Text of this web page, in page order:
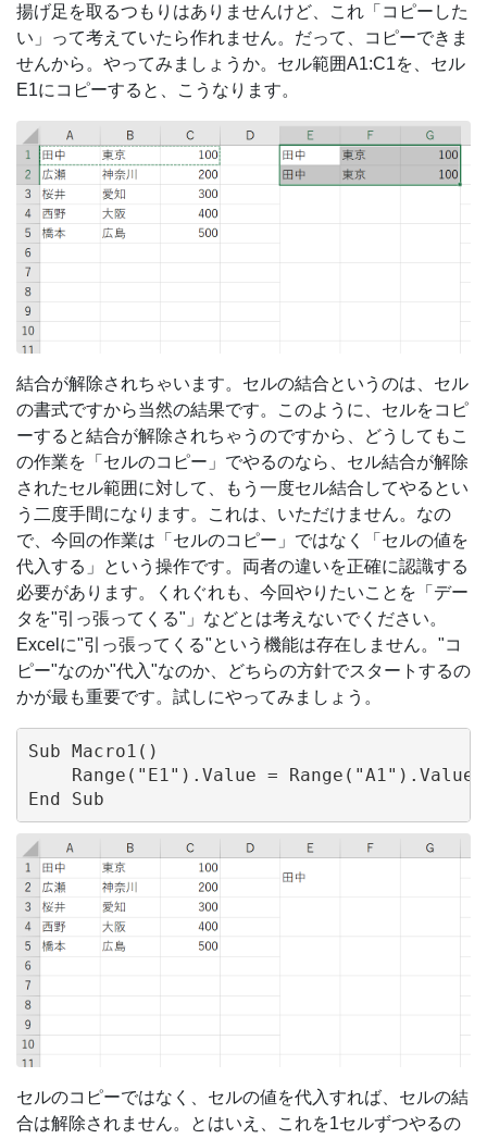
揚げ足を取るつもりはありませんけど、これ「コピーした
い」って考えていたら作れません。だって、コピーできま
せんから。やってみましょうか。セル範囲A1:C1を、セル
E1にコピーすると、こうなります。
結合が解除されちゃいます。セルの結合というのは、セル
の書式ですから当然の結果です。このように、セルをコピ
ーすると結合が解除されちゃうのですから、どうしてもこ
の作業を「セルのコピー」でやるのなら、セル結合が解除
されたセル範囲に対して、もう一度セル結合してやるとい
う二度手間になります。これは、いただけません。なの
で、今回の作業は「セルのコピー」ではなく「セルの値を
代入する」という操作です。両者の違いを正確に認識する
必要があります。くれぐれも、今回やりたいことを「デー
タを"引っ張ってくる"」などとは考えないでください。
Excelに"引っ張ってくる"という機能は存在しません。"コ
ピー"なのか"代入"なのか、どちらの方針でスタートするの
かが最も重要です。試しにやってみましょう。
Sub Macro1()
    Range("E1").Value = Range("A1").Value
セルのコピーではなく、セルの値を代入すれば、セルの結
合は解除されません。とはいえ、これを1セルずつやるの